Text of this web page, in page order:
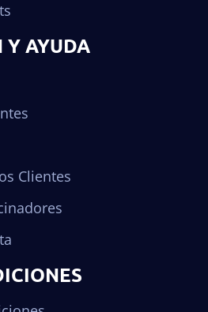
Y AYUDA
Clientes